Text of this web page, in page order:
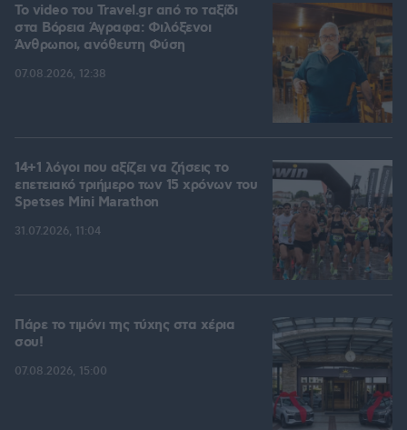
To video του Travel.gr από το ταξίδι
στα Βόρεια Άγραφα: Φιλόξενοι
Άνθρωποι, ανόθευτη Φύση
07.08.2026, 12:38
14+1 λόγοι που αξίζει να ζήσεις το
επετειακό τριήμερο των 15 χρόνων του
Spetses Mini Marathon
31.07.2026, 11:04
Πάρε το τιμόνι της τύχης στα χέρια
σου!
07.08.2026, 15:00